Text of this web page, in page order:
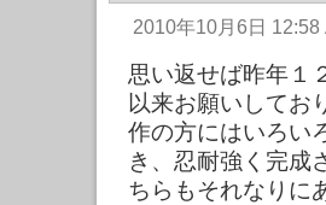
2010年10月6日 12:58
思い返せば昨年１
以来お願いしてお
作の方にはいろい
き、忍耐強く完成
ちらもそれなりに